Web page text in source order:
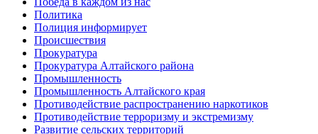
Политика
Полиция информирует
Происшествия
Прокуратура
Прокуратура Алтайского района
Промышленность
Промышленность Алтайского края
Противодействие распространению наркотиков
Противодействие терроризму и экстремизму
Развитие сельских территорий